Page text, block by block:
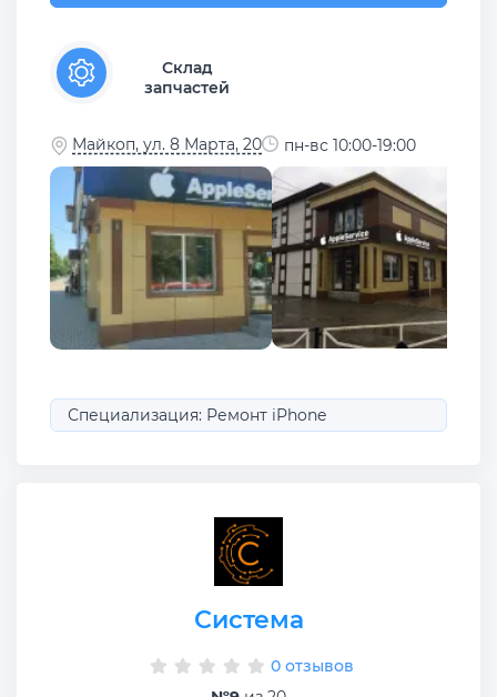
Склад
запчастей
Майкоп, ул. 8 Марта, 20 пн-вс 10:00-19:00
Специализация: Ремонт iPhone
Система
0 отзывов